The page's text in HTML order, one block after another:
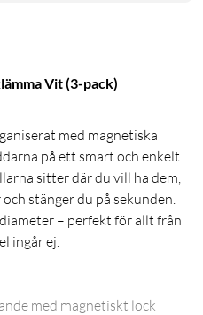
Vit (3-pack)
med magnetiska
på ett smart och enkelt
sitter där du vill ha dem,
stänger du på sekunden.
– perfekt för allt från
ingår ej.
med magnetiskt lock